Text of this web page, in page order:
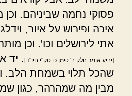
פסוקי נחמה שביניהם.
איכה ופירוש על איוב,
אתי לירושלים וכו'. וכן
[יביע אומר חלק ב' סימן כו סק"י חיו"ד] יד
שהכל תלוי בשמחת הלב.
מבין מה שמהרהר, כגון